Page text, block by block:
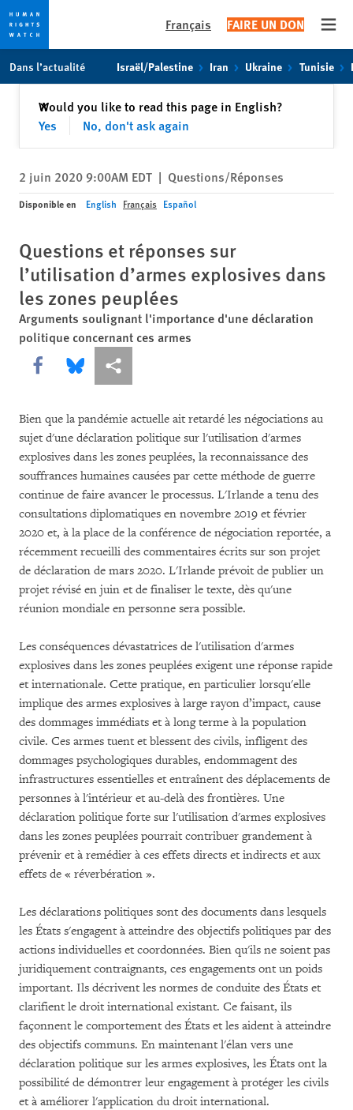
toto
content
Français FAIRE UN DON
Dans l’actualité Israël/Palestine Iran Ukraine Tunisie
Would you like to read this page in English?
Yes
No, don't ask again
✕Fermer
2 juin 2020 9:00AM EDT | Questions/Réponses
Disponible en English Français Español
Questions et réponses sur
l’utilisation d’armes explosives dans
les zones peuplées
Arguments soulignant l'importance d'une déclaration
politique concernant ces armes
Share this via Facebook
Share this via Bluesky
Share this via Partagez
Bien que la pandémie actuelle ait retardé les négociations au
sujet d'une déclaration politique sur l'utilisation d'armes
explosives dans les zones peuplées, la reconnaissance des
souffrances humaines causées par cette méthode de guerre
continue de faire avancer le processus. L'Irlande a tenu des
consultations diplomatiques en novembre 2019 et février
2020 et, à la place de la conférence de négociation reportée, a
récemment recueilli des commentaires écrits sur son projet
de déclaration de mars 2020. L'Irlande prévoit de publier un
projet révisé en juin et de finaliser le texte, dès qu'une
réunion mondiale en personne sera possible.
Les conséquences dévastatrices de l'utilisation d'armes
explosives dans les zones peuplées exigent une réponse rapide
et internationale. Cette pratique, en particulier lorsqu'elle
implique des armes explosives à large rayon d’impact, cause
des dommages immédiats et à long terme à la population
civile. Ces armes tuent et blessent des civils, infligent des
dommages psychologiques durables, endommagent des
infrastructures essentielles et entraînent des déplacements de
personnes à l'intérieur et au-delà des frontières. Une
déclaration politique forte sur l'utilisation d'armes explosives
dans les zones peuplées pourrait contribuer grandement à
prévenir et à remédier à ces effets directs et indirects et aux
effets de « réverbération ».
Les déclarations politiques sont des documents dans lesquels
les États s'engagent à atteindre des objectifs politiques par des
actions individuelles et coordonnées. Bien qu'ils ne soient pas
juridiquement contraignants, ces engagements ont un poids
important. Ils décrivent les normes de conduite des États et
clarifient le droit international existant. Ce faisant, ils
façonnent le comportement des États et les aident à atteindre
des objectifs communs. En maintenant l'élan vers une
déclaration politique sur les armes explosives, les États ont la
possibilité de démontrer leur engagement à protéger les civils
et à améliorer l'application du droit international.